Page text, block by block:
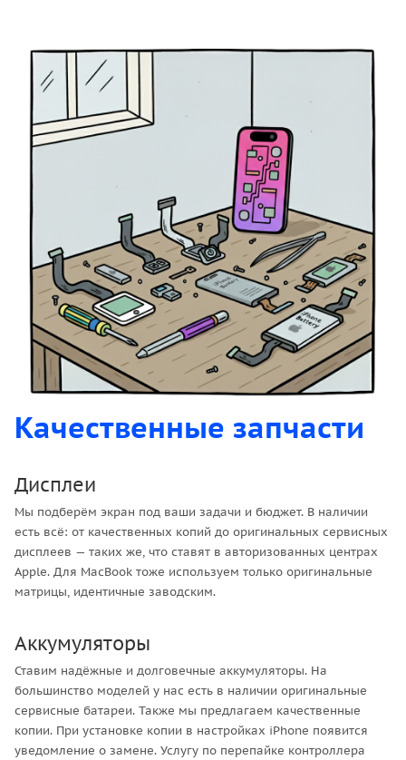
Качественные запчасти
Дисплеи
Мы подберём экран под ваши задачи и бюджет. В наличии
есть всё: от качественных копий до оригинальных сервисных
дисплеев — таких же, что ставят в авторизованных центрах
Apple. Для MacBook тоже используем только оригинальные
матрицы, идентичные заводским.
Аккумуляторы
Ставим надёжные и долговечные аккумуляторы. На
большинство моделей у нас есть в наличии оригинальные
сервисные батареи. Также мы предлагаем качественные
копии. При установке копии в настройках iPhone появится
уведомление о замене. Услугу по перепайке контроллера